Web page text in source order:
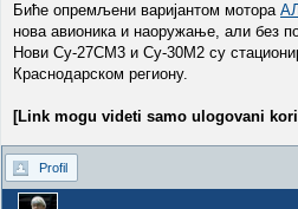
Биће опремљени варијантом мотора
нова авионика и наоружање, али без
Нови Су-27СМ3 и Су-30М2 су
Краснодарском региону.
[Link mogu videti samo ulogovani
Profil